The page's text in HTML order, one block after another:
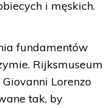
i męskich.
fundamentów
Rijksmuseum
Lorenzo
tak, by